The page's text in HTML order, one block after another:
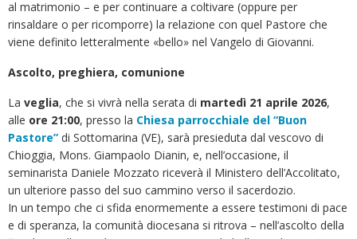
al matrimonio – e per continuare a coltivare (oppure per
rinsaldare o per ricomporre) la relazione con quel Pastore che
viene definito letteralmente «bello» nel Vangelo di Giovanni.
Ascolto, preghiera, comunione
La veglia, che si vivrà nella serata di martedì 21 aprile 2026,
alle ore 21:00, presso la Chiesa parrocchiale del “Buon
Pastore” di Sottomarina (VE), sarà presieduta dal vescovo di
Chioggia, Mons. Giampaolo Dianin, e, nell’occasione, il
seminarista Daniele Mozzato riceverà il Ministero dell’Accolitato,
un ulteriore passo del suo cammino verso il sacerdozio.
In un tempo che ci sfida enormemente a essere testimoni di pace
e di speranza, la comunità diocesana si ritrova – nell’ascolto della